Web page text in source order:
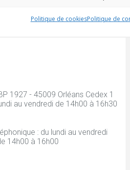
1927 - 45009 Orléans Cedex 1
au vendredi de 14h00 à 16h30
: du lundi au vendredi
14h00 à 16h00